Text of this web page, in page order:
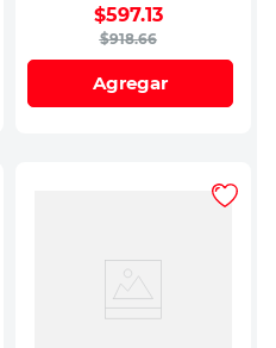
$918.66
$597.13
Agregar